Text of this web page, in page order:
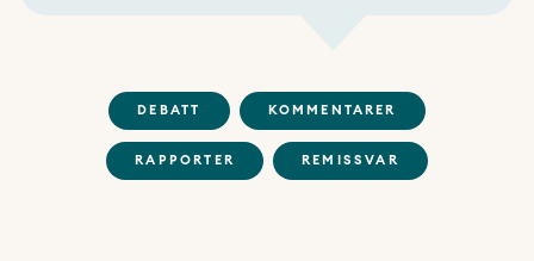
DEBATT KOMMENTARER
RAPPORTER REMISSVAR